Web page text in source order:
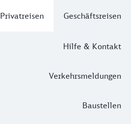
Privatreisen Geschäftsreisen
Hilfe & Kontakt
Verkehrsmeldungen
Baustellen